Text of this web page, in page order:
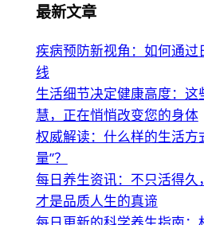
最新文章
疾病预防新视角：如何通过
线
生活细节决定健康高度：这
慧，正在悄悄改变您的身体
权威解读：什么样的生活方
量”？
每日养生资讯：不只活得
才是品质人生的真谛